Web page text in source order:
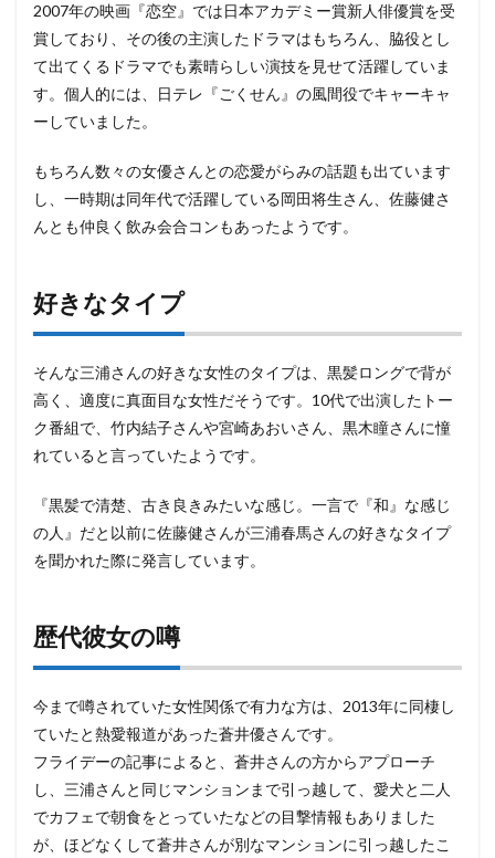
人
6
編集
者の
まと
め
2007年の映画『恋空』では日本アカデミー賞新人俳優賞を受
賞しており、その後の主演したドラマはもちろん、脇役とし
て出てくるドラマでも素晴らしい演技を見せて活躍していま
す。個人的には、日テレ『ごくせん』の風間役でキャーキャ
ーしていました。
もちろん数々の女優さんとの恋愛がらみの話題も出ています
し、一時期は同年代で活躍している岡田将生さん、佐藤健さ
んとも仲良く飲み会合コンもあったようです。
好きなタイプ
そんな三浦さんの好きな女性のタイプは、黒髪ロングで背が
高く、適度に真面目な女性だそうです。10代で出演したトー
ク番組で、竹内結子さんや宮崎あおいさん、黒木瞳さんに憧
れていると言っていたようです。
『黒髪で清楚、古き良きみたいな感じ。一言で『和』な感じ
の人』だと以前に佐藤健さんが三浦春馬さんの好きなタイプ
を聞かれた際に発言しています。
歴代彼女の噂
今まで噂されていた女性関係で有力な方は、2013年に同棲し
ていたと熱愛報道があった蒼井優さんです。
フライデーの記事によると、蒼井さんの方からアプローチ
し、三浦さんと同じマンションまで引っ越して、愛犬と二人
でカフェで朝食をとっていたなどの目撃情報もありました
が、ほどなくして蒼井さんが別なマンションに引っ越したこ